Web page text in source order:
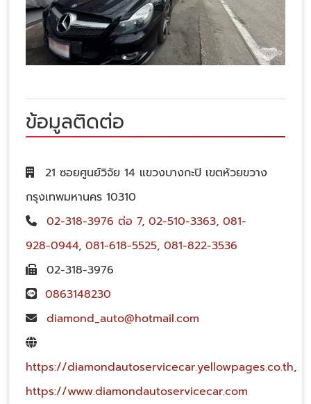
ข้อมูลติดต่อ
21 ซอยศูนย์วิจัย 14 แขวงบางกะปิ เขตห้วยขวาง
กรุงเทพมหานคร 10310
02-318-3976 ต่อ 7, 02-510-3363, 081-
928-0944, 081-618-5525, 081-822-3536
02-318-3976
0863148230
diamond_auto@hotmail.com
https://diamondautoservicecar.yellowpages.co.th,
https://www.diamondautoservicecar.com